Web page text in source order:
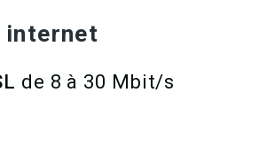
internet
de 8 à 30 Mbit/s